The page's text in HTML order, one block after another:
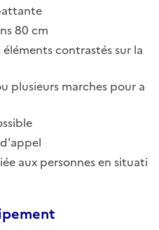
80 cm
contrastés sur la
plusieurs marches pour a
aux personnes en situati